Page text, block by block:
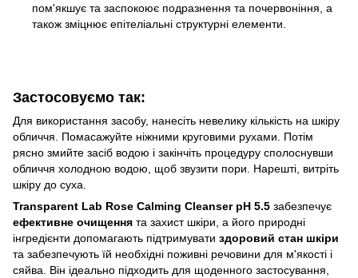
пом'якшує та заспокоює подразнення та почервоніння, а
також зміцнює епітеліальні структурні елементи.
Застосовуємо так:
Для використання засобу, нанесіть невелику кількість на шкіру
обличчя. Помасажуйте ніжними круговими рухами. Потім
рясно змийте засіб водою і закінчіть процедуру сполоснувши
обличчя холодною водою, щоб звузити пори. Нарешті, витріть
шкіру до суха.
Transparent Lab Rose Calming Cleanser pH 5.5 забезпечує
ефективне очищення та захист шкіри, а його природні
інгредієнти допомагають підтримувати здоровий стан шкіри
та забезпечують їй необхідні поживні речовини для м'якості і
сяйва. Він ідеально підходить для щоденного застосування,